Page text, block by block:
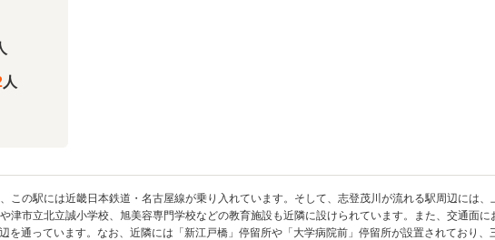
人
この駅には近畿日本鉄道・名古屋線が乗り入れています。そして、志登茂川が流れる駅周辺には、
津市立北立誠小学校、旭美容専門学校などの教育施設も近隣に設けられています。また、交通面
を通っています。なお、近隣には「新江戸橋」停留所や「大学病院前」停留所が設置されており、